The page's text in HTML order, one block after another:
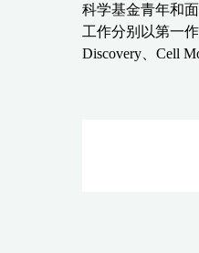
科学基金青年和
工作分别以第一
Discovery
Cell